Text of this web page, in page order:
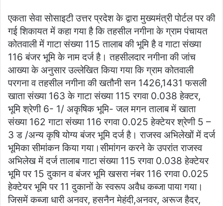
एकता सेवा सोसाइटी उत्तर प्रदेश के द्वारा मुख्यमंत्री पोर्टल पर की
गई शिकायत में कहा गया है कि तहसील नगीना के ग्राम पंचायत
कोतवाली में गाटा संख्या 115 तालाब की भूमि है व गाटा संख्या
116 बंजर भूमि के नाम दर्ज है। तहसीलदार नगीना की जांच
आख्या के अनुसार उल्लेखित किया गया कि ग्राम कोतवाली
परगना व तहसील नगीना की खतौनी सन 1426,1431 फसली
खाता संख्या 163 के गाटा संख्या 115 रगवा 0.038 हेक्टर,
भूमि श्रेणी 6- 1/ अकृषिक भूमि- जल मगन तालाब में खाता
संख्या 162 गाटा संख्या 116 रगवा 0.025 हेक्टेयर श्रेणी 5 –
3 ड /अन्य कृषि योग्य बंजर भूमि दर्ज है। राजस्व अभिलेखों में दर्ज
भूमिका सीमांकन किया गया।सीमांगन करने के उपरांत राजस्व
अभिलेख में दर्ज तालाब गाटा संख्या 115 रगवा 0.038 हेक्टेयर
भूमि पर 15 दुकान व बंजर भूमि खसरा नंबर 116 रगवा 0.025
हेक्टेयर भूमि पर 11 दुकानों के स्वरूप अवैध कब्जा पाया गया।
जिसमें कब्जा धारी अनवर, हसनैन मेहंदी,अनवर, अरूज हैदर,